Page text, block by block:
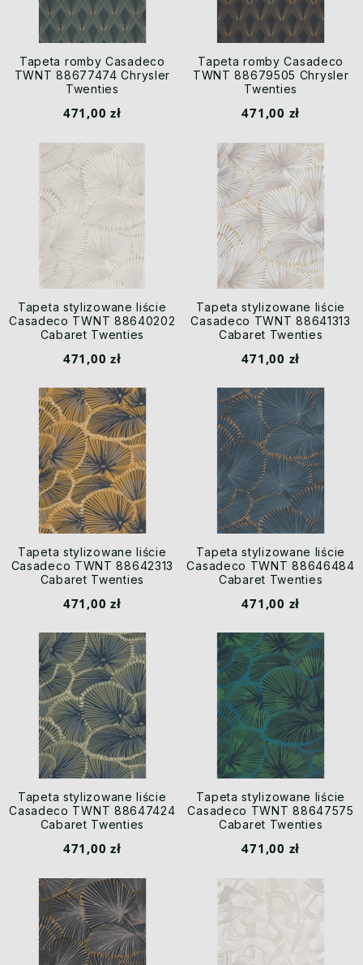
Tapeta romby Casadeco
TWNT 88677474 Chrysler
Twenties
471,00 zł
Tapeta romby Casadeco
TWNT 88679505 Chrysler
Twenties
471,00 zł
Tapeta stylizowane liście
Casadeco TWNT 88640202
Cabaret Twenties
471,00 zł
Tapeta stylizowane liście
Casadeco TWNT 88641313
Cabaret Twenties
471,00 zł
Tapeta stylizowane liście
Casadeco TWNT 88642313
Cabaret Twenties
471,00 zł
Tapeta stylizowane liście
Casadeco TWNT 88646484
Cabaret Twenties
471,00 zł
Tapeta stylizowane liście
Casadeco TWNT 88647424
Cabaret Twenties
471,00 zł
Tapeta stylizowane liście
Casadeco TWNT 88647575
Cabaret Twenties
471,00 zł